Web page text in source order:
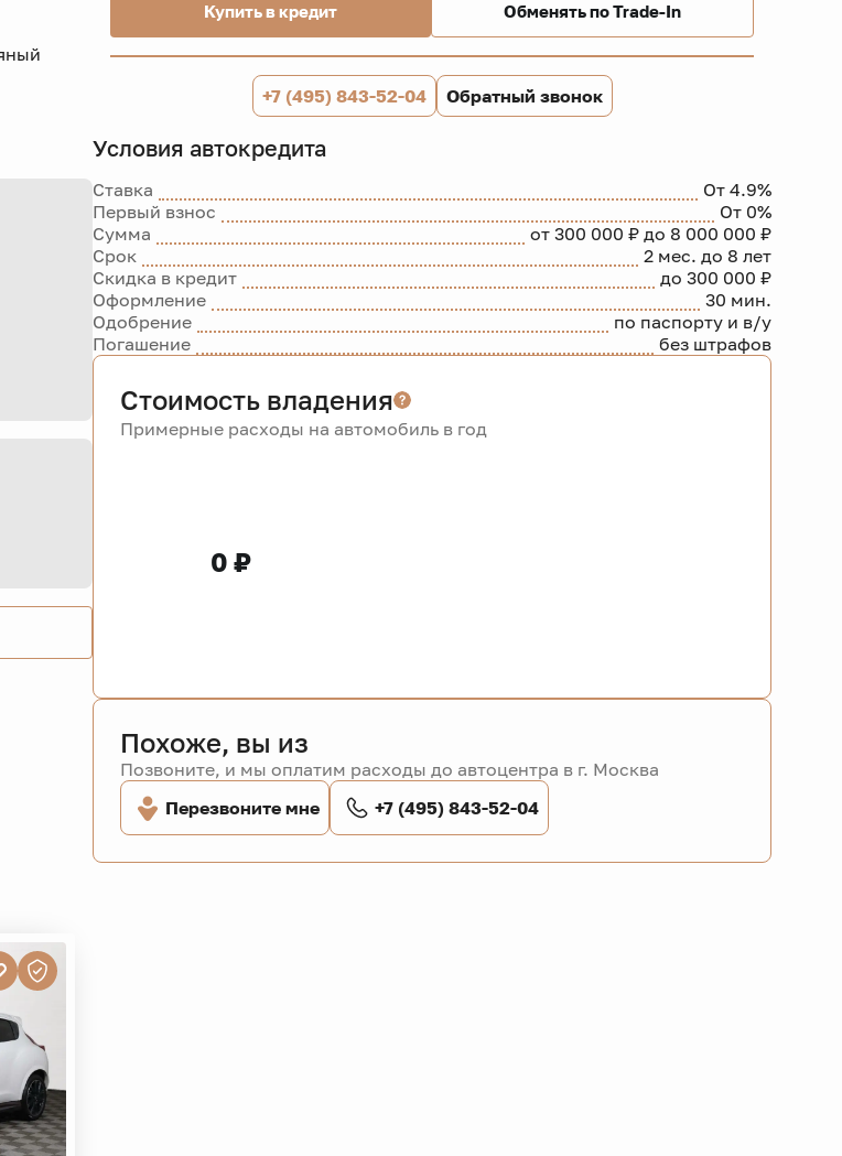
Купить в кредит Обменять по Trade-In
+7 (495) 843-52-04 Обратный звонок
Условия автокредита
Ставка
От 4.9%
Первый взнос
От 0%
Сумма
от 300 000 ₽ до 8 000 000 ₽
Срок
2 мес. до 8 лет
Скидка в кредит
до 300 000 ₽
Оформление
30 мин.
Одобрение
по паспорту и в/у
Погашение
без штрафов
Стоимость владения
Примерные расходы на автомобиль в год
0 ₽
Похоже, вы из
Позвоните, и мы оплатим расходы до автоцентра в г. Москва
Перезвоните мне
+7 (495) 843-52-04